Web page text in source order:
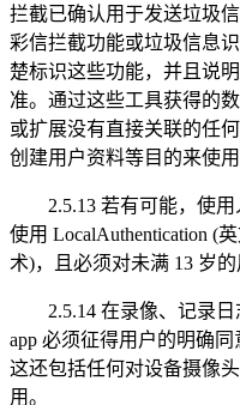
拦截已确认用于发送垃圾
彩信拦截功能或垃圾信息
楚标识这些功能，并且说
准。通过这些工具获得的
或扩展没有直接关联的任
创建用户资料等目的来使
2.5.13 若有可能，使
使用 LocalAuthentication (
术)，且必须对未满 13 岁
2.5.14 在录像、记录
app 必须征得用户的明确
这还包括任何对设备摄像
用。